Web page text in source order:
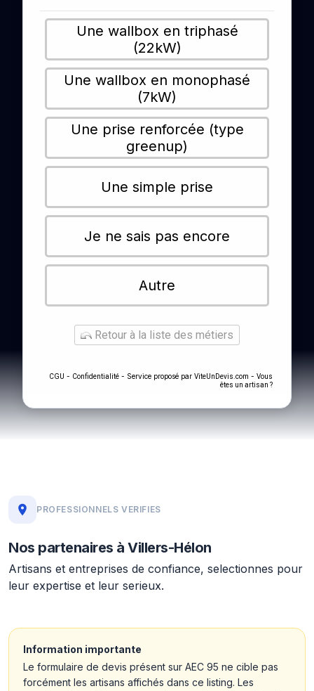
Une wallbox en triphasé
(22kW)
Une wallbox en monophasé
(7kW)
Une prise renforcée (type
greenup)
Une simple prise
Je ne sais pas encore
Autre
Retour à la liste des métiers
CGU - Confidentialité - Service proposé par ViteUnDevis.com - Vous
êtes un artisan ?
PROFESSIONNELS VERIFIES
Nos partenaires à Villers-Hélon
Artisans et entreprises de confiance, selectionnes pour
leur expertise et leur serieux.
Information importante
Le formulaire de devis présent sur AEC 95 ne cible pas
forcément les artisans affichés dans ce listing. Les